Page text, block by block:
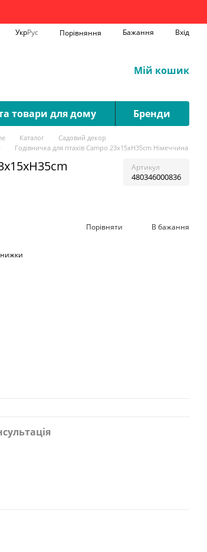
УкрРус Порівняння Бажання Вхід
Мій кошик
товари для дому Бренди
Каталог
Садовий декор
Годівничка для птахів Campo 23x15xH35cm Німеччина
Артикул
480346000836
Порівняти В бажання